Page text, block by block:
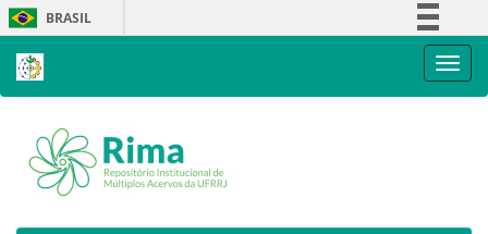
Skip
navigation
BRASIL